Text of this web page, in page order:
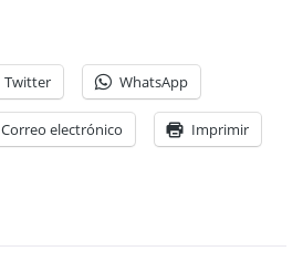
Twitter WhatsApp
Correo electrónico Imprimir